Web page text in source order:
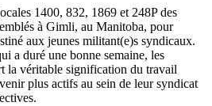
1400, 832, 1869 et 248P des
à Gimli, au Manitoba, pour
aux jeunes militant(e)s syndicaux.
a duré une bonne semaine, les
la véritable signification du travail
plus actifs au sein de leur syndicat